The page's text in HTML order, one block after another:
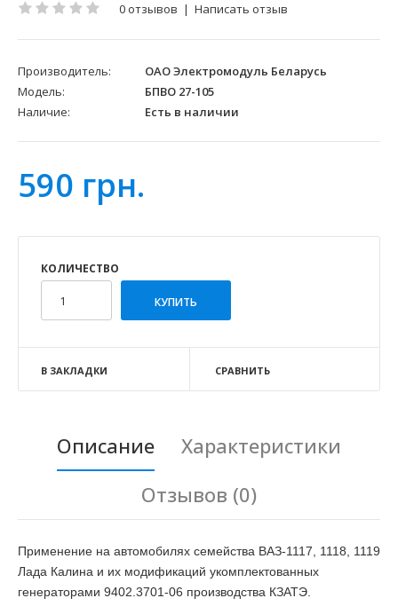
0 отзывов | Написать отзыв
Производитель:
ОАО Электромодуль Беларусь
Модель:
БПВО 27-105
Наличие:
Есть в наличии
590 грн.
КОЛИЧЕСТВО
В ЗАКЛАДКИ СРАВНИТЬ
Описание
Характеристики
Отзывов (0)
Применение на автомобилях семейства ВАЗ-1117, 1118, 1119
Лада Калина и их модификаций укомплектованных
генераторами 9402.3701-06 производства КЗАТЭ.